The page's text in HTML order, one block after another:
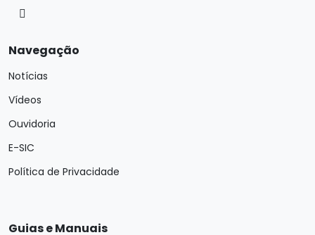
Navegação
Notícias
Vídeos
Ouvidoria
E-SIC
Política de Privacidade
Guias e Manuais